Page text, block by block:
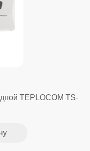
TEPLOCOM TS-